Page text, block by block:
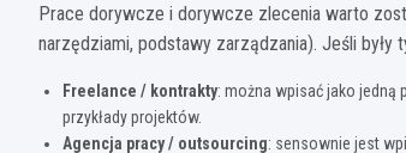
Prace dorywcze i dorywcze zlecenia warto
narzędziami, podstawy zarządzania). Jeśli były
Freelance / kontrakty: można wpisać jako jedną
przykłady projektów.
Agencja pracy / outsourcing: sensownie jest